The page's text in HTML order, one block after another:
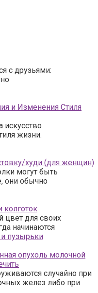
с друзьями:
и Изменения Стиля
искусство
жизни.
худи (для женщин)
могут быть
они обычно
колготок
цвет для своих
начинаются
опухоль молочной
случайно при
желез либо при